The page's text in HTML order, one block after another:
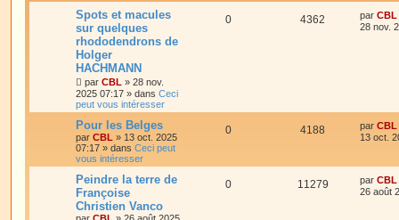
Spots et macules
sur quelques
rhododendrons de
Holger
HACHMANN
par CBL » 28 nov.
2025 07:17 » dans Ceci
peut vous intéresser
0 4362 par CBL
28 nov.
Pour les Belges
par CBL » 13 oct. 2025
07:17 » dans Ceci peut
vous intéresser
0 4188 par CBL
13 oct.
Peindre la terre de
Françoise
Christien Vanco
par CBL » 26 août 2025
0 11279 par CBL
26 août